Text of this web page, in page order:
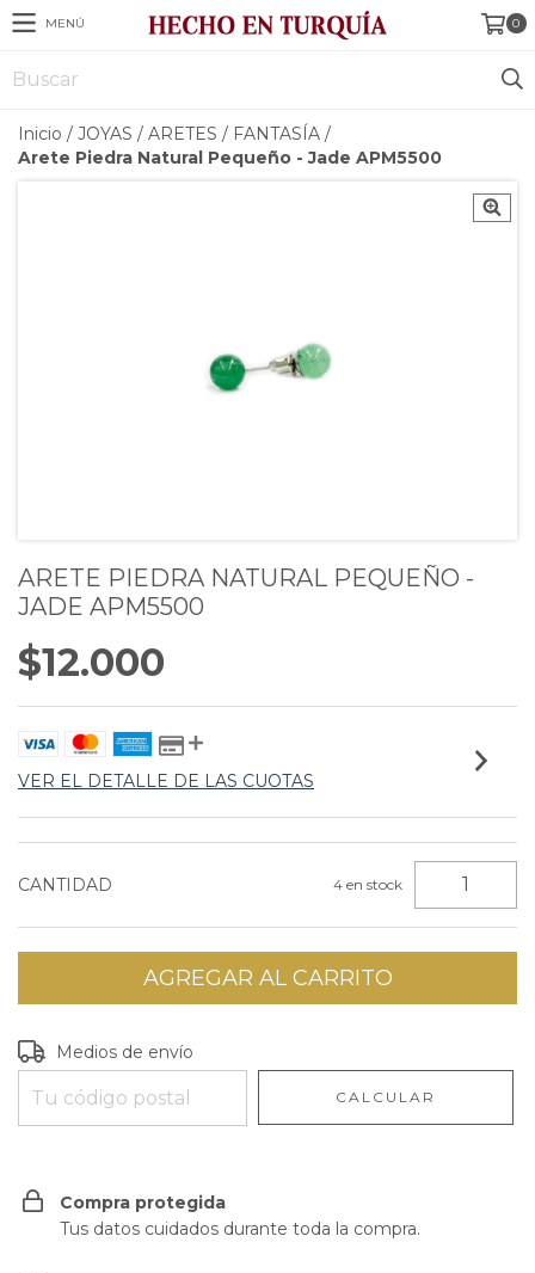
MENÚ 0
Inicio / JOYAS / ARETES / FANTASÍA /
Arete Piedra Natural Pequeño - Jade APM5500
ARETE PIEDRA NATURAL PEQUEÑO -
JADE APM5500
$12.000
VER EL DETALLE DE LAS CUOTAS
CANTIDAD 4 en stock
Entregas para el CP:
Medios de envío
CALCULAR
Compra protegida
Tus datos cuidados durante toda la compra.